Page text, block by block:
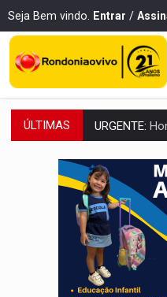
Seja Bem vindo. Entrar /
ÚLTIMAS URGENTE:
GRAVE:
VÍDEO:Denarc e
OPERAÇÃO
ENTRADA
VÍDEO: Três